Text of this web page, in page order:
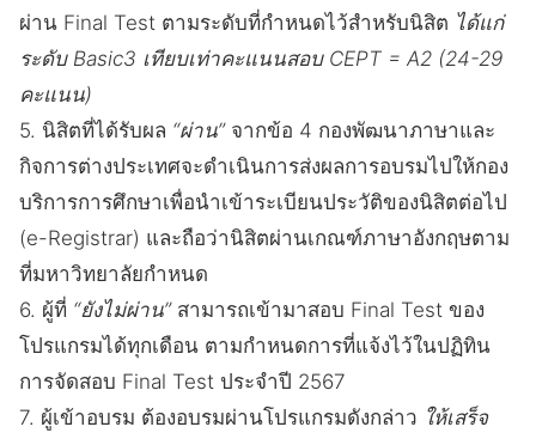
ผ่าน Final Test ตามระดับที่กำหนดไว้สำหรับนิสิต ได้แก่
ระดับ Basic3 เทียบเท่าคะแนนสอบ CEPT = A2 (24-29
คะแนน)
5. นิสิตที่ได้รับผล “ผ่าน”จากข้อ 4 กองพัฒนาภาษาและ
กิจการต่างประเทศจะดำเนินการส่งผลการอบรมไปให้กอง
บริการการศึกษาเพื่อนำเข้าระเบียนประวัติของนิสิตต่อไป
(e-Registrar) และถือว่านิสิตผ่านเกณฑ์ภาษาอังกฤษตาม
ที่มหาวิทยาลัยกำหนด
6. ผู้ที่ “ยังไม่ผ่าน”สามารถเข้ามาสอบ Final Test ของ
โปรแกรมได้ทุกเดือน ตามกำหนดการที่แจ้งไว้ในปฏิทิน
การจัดสอบ Final Test ประจำปี 2567
7. ผู้เข้าอบรม ต้องอบรมผ่านโปรแกรมดังกล่าว ให้เสร็จ